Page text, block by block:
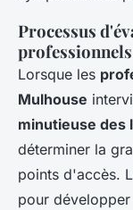
Processus
professionnels
Lorsque les
Mulhouse
minutieuse des
déterminer la
points d'accès.
pour